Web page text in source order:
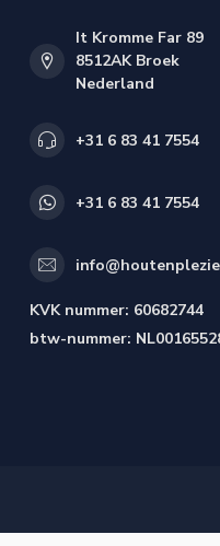
It Kromme Far 89
8512AK Broek
Nederland
+31 6 83 41 7554
+31 6 83 41 7554
KVK nummer: 60682744
btw-nummer: